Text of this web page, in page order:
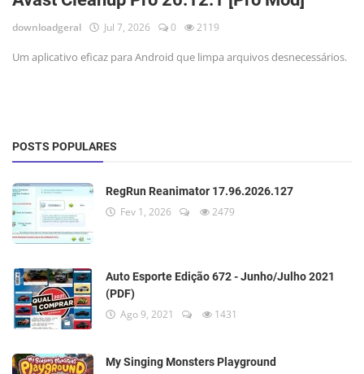
downloadgeral Jul 7, 2026 0 2119
Um aplicativo eficaz para Android que limpa arquivos desnecessários.
POSTS POPULARES
RegRun Reanimator 17.96.2026.127
Fev 1, 2026 2479
Auto Esporte Edição 672 - Junho/Julho 2021
(PDF)
Ago 9, 2021 1431
My Singing Monsters Playground